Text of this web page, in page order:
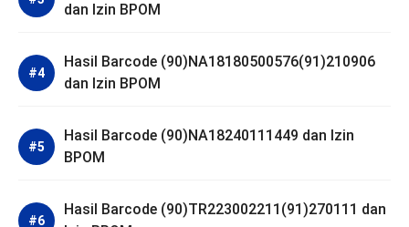
dan Izin BPOM
Hasil Barcode (90)NA18180500576(91)210906
dan Izin BPOM
Hasil Barcode (90)NA18240111449 dan Izin
BPOM
Hasil Barcode (90)TR223002211(91)270111 dan